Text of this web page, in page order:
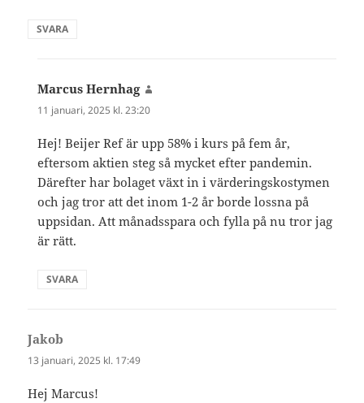
SVARA
Marcus Hernhag
11 januari, 2025 kl. 23:20
Hej! Beijer Ref är upp 58% i kurs på fem år,
eftersom aktien steg så mycket efter pandemin.
Därefter har bolaget växt in i värderingskostymen
och jag tror att det inom 1-2 år borde lossna på
uppsidan. Att månadsspara och fylla på nu tror jag
är rätt.
SVARA
Jakob
13 januari, 2025 kl. 17:49
Hej Marcus!